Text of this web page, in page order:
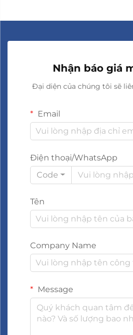
Nhận báo giá
Đại diện của chúng tôi sẽ
Email
Điện thoại/WhatsApp
Code
Tên
Company Name
Message